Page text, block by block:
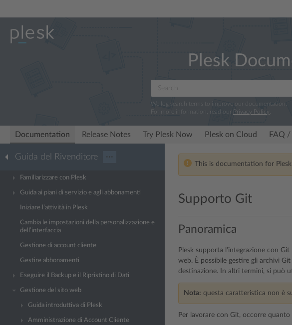
Plesk
We log search terms to improve our documentation.
For more information, read our Privacy Policy
Documentation Release Notes Try Plesk Now Plesk on Cloud FAQ
Guida del Rivenditore ···
Familiarizzare con Plesk
Guida ai piani di servizio e agli abbonamenti
Iniziare l’attività in Plesk
Cambia le impostazioni della personalizzazione e
dell’interfaccia
Gestione di account cliente
Gestire abbonamenti
Eseguire il Backup e il Ripristino di Dati
Gestione del sito web
Guida introduttiva di Plesk
Amministrazione di Account Cliente
This is documentation for
Supporto Git
Panoramica
Plesk supporta l’integrazione con
web. È possibile gestire gli archivi
destinazione. In altri termini, si può
Nota: questa caratteristica non è
Per lavorare con Git, occorre quanto